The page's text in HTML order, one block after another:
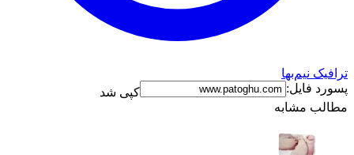
نیم‌بها
فایل:
کپی شد
مشابه